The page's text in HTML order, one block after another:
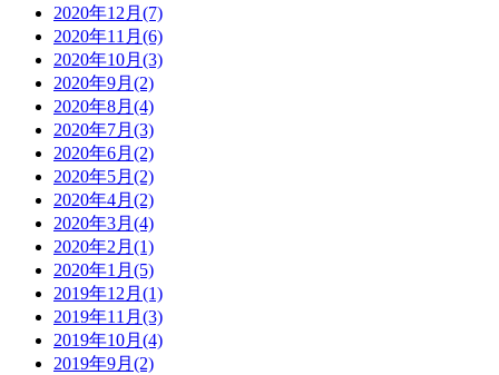
2020年12月(7)
2020年11月(6)
2020年10月(3)
2020年9月(2)
2020年8月(4)
2020年7月(3)
2020年6月(2)
2020年5月(2)
2020年4月(2)
2020年3月(4)
2020年2月(1)
2020年1月(5)
2019年12月(1)
2019年11月(3)
2019年10月(4)
2019年9月(2)